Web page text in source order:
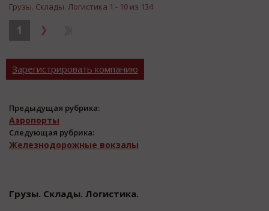
контейнеров, а также
блоки, тротуарную
плитку и
пиломатериалы....
Грузы. Склады. Логистика 1 - 10 из 134
1
Зарегистрировать компанию
Предыдущая рубрика:
Аэропорты
Следующая рубрика:
Железнодорожные вокзалы
Грузы. Склады. Логистика.